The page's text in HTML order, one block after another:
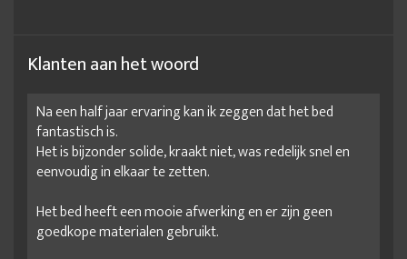
Klanten aan het woord
Na een half jaar ervaring kan ik zeggen dat het bed
fantastisch is.
Het is bijzonder solide, kraakt niet, was redelijk snel en
eenvoudig in elkaar te zetten.
Het bed heeft een mooie afwerking en er zijn geen
goedkope materialen gebruikt.